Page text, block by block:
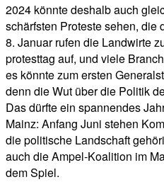
2024 könnte deshalb auch
schärfsten Proteste sehen, die
8. Januar rufen die Landwirte
protesttag auf, und viele
es könnte zum ersten
denn die Wut über die Politik
Das dürfte ein spannendes
Mainz: Anfang Juni stehen
die politische Landschaft
auch die Ampel-Koalition im
dem Spiel.